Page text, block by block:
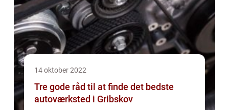
14 oktober 2022
Tre gode råd til at finde det bedste
autoværksted i Gribskov